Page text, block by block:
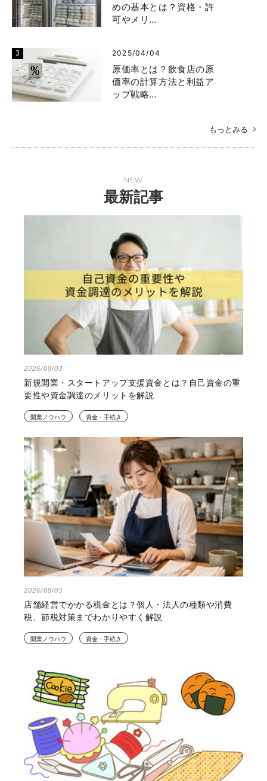
めの基本とは？資格・許
可やメリ…
2025/04/04
原価率とは？飲食店の原
価率の計算方法と利益ア
ップ戦略…
もっとみる
NEW
最新記事
2026/08/03
新規開業・スタートアップ支援資金とは？自己資金の重
要性や資金調達のメリットを解説
開業ノウハウ 資金・手続き
2026/08/03
店舗経営でかかる税金とは？個人・法人の種類や消費
税、節税対策までわかりやすく解説
開業ノウハウ 資金・手続き